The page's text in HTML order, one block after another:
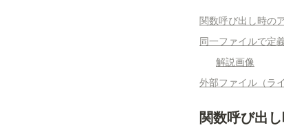
関数呼び出し時の
同一ファイルで定
解説画像
外部ファイル（ラ
関数呼び出